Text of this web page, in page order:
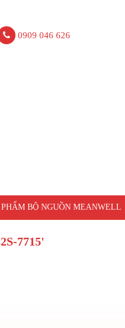
0909 046 626
PHẨM BỘ NGUỒN MEANWELL
7715'